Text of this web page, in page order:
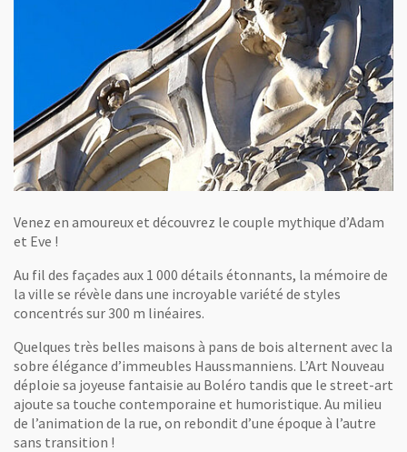
Venez en amoureux et découvrez le couple mythique d’Adam
et Eve !
Au fil des façades aux 1 000 détails étonnants, la mémoire de
la ville se révèle dans une incroyable variété de styles
concentrés sur 300 m linéaires.
Quelques très belles maisons à pans de bois alternent avec la
sobre élégance d’immeubles Haussmanniens. L’Art Nouveau
déploie sa joyeuse fantaisie au Boléro tandis que le street-art
ajoute sa touche contemporaine et humoristique. Au milieu
de l’animation de la rue, on rebondit d’une époque à l’autre
sans transition !